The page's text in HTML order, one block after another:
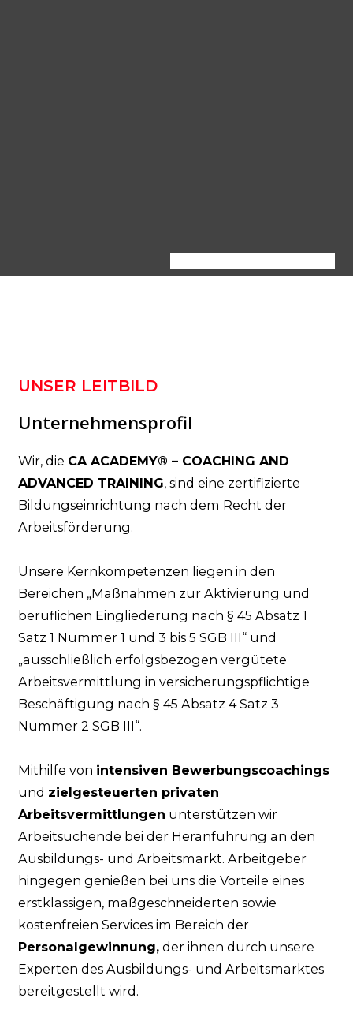
UNSER LEITBILD
Unternehmensprofil
Wir, die CA ACADEMY® – COACHING AND
ADVANCED TRAINING, sind eine zertifizierte
Bildungseinrichtung nach dem Recht der
Arbeitsförderung.
Unsere Kernkompetenzen liegen in den
Bereichen „Maßnahmen zur Aktivierung und
beruflichen Eingliederung nach § 45 Absatz 1
Satz 1 Nummer 1 und 3 bis 5 SGB III“ und
„ausschließlich erfolgsbezogen vergütete
Arbeitsvermittlung in versicherungspflichtige
Beschäftigung nach § 45 Absatz 4 Satz 3
Nummer 2 SGB III“.
Mithilfe von intensiven Bewerbungscoachings
und zielgesteuerten privaten
Arbeitsvermittlungen unterstützen wir
Arbeitsuchende bei der Heranführung an den
Ausbildungs- und Arbeitsmarkt. Arbeitgeber
hingegen genießen bei uns die Vorteile eines
erstklassigen, maßgeschneiderten sowie
kostenfreien Services im Bereich der
Personalgewinnung, der ihnen durch unsere
Experten des Ausbildungs- und Arbeitsmarktes
bereitgestellt wird.